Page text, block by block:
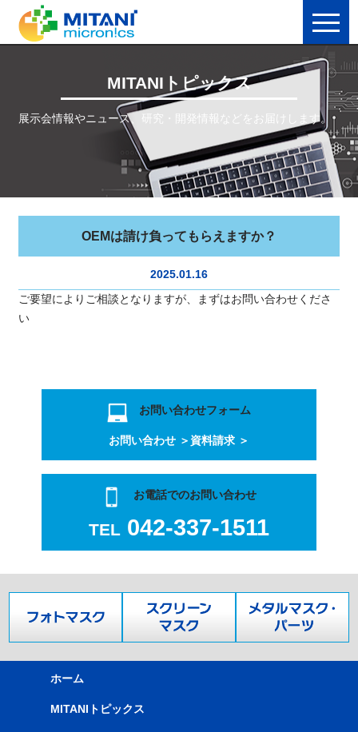
MITANIトピックス
展示会情報やニュース、研究・開発情報などをお届けします。
OEMは請け負ってもらえますか？
2025.01.16
ご要望によりご相談となりますが、まずはお問い合わせくださ
い
お問い合わせフォーム
お問い合わせ ＞ 資料請求 ＞
お電話でのお問い合わせ
TEL 042-337-1511
ホーム
MITANIトピックス